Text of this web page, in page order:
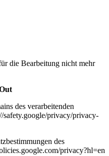
die Bearbeitung nicht mehr
des verarbeitenden
safety.google/privacy/privacy-
des
privacy?hl=en